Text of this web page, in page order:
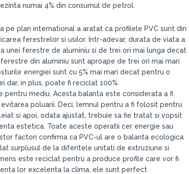
numai 4% din consumul de petrol.
pe plan international a aratat ca profilele PVC sunt din
ferestrelor si usilor. Intr-adevar, durata de viata a
unei ferestre de aluminiu si de trei ori mai lunga decat
din aluminiu sunt aproape de trei ori mai mari
energiei sunt cu 5% mai mari decat pentru o
dar, in plus, poate fi reciclat 100%.
mediu. Acesta balanta este considerata a fi
poluarii. Deci, lemnul pentru a fi folosit pentru
si apoi, odata ajustat, trebuie sa fie tratat si vopsit
estetica. Toate aceste operatii cer energie sau
factori confirma ca PVC-ul are o balanta ecologica
surplusul de la diferitele unitati de extruziune si
este reciclat pentru a produce profile care vor fi
lor excelenta la clima, ele sunt perfect